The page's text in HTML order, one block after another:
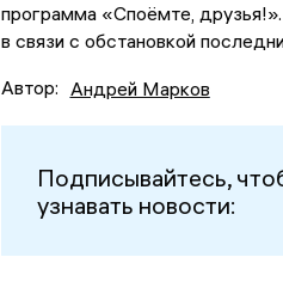
программа «Споёмте,
в связи с обстановкой
Автор: Андрей Марков
Подписывайтесь,
узнавать новости: